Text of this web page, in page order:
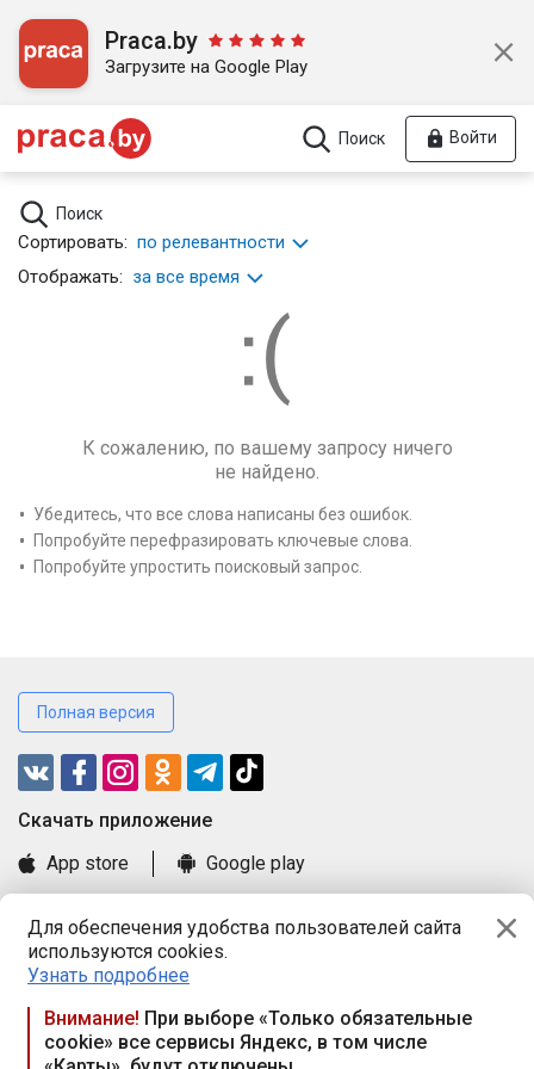
Для обеспечения удобства пользователей сайта
используются cookies.
Узнать подробнее
Внимание! При выборе «Только обязательные
cookie» все сервисы Яндекс, в том числе
Praca.by
Загрузите на Google Play
Поиск Войти
Поиск
Сортировать: по релевантности
Отображать: за все время
К сожалению, по вашему запросу ничего
не найдено.
Убедитесь, что все слова написаны без ошибок.
Попробуйте перефразировать ключевые слова.
Попробуйте упростить поисковый запрос.
Полная версия
Cкачать приложение
App store
Google play
Книга замечаний и предложений
Правила и документы
Praca.by © 2000—2026, ООО «ПРАЦА БАЙ»
Республика Беларусь, 220114, г. Минск, пр-т Независимости
117а, пом. № 9.